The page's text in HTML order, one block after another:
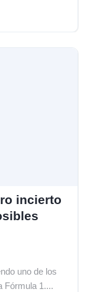
incierto
uno de los
Fórmula 1....